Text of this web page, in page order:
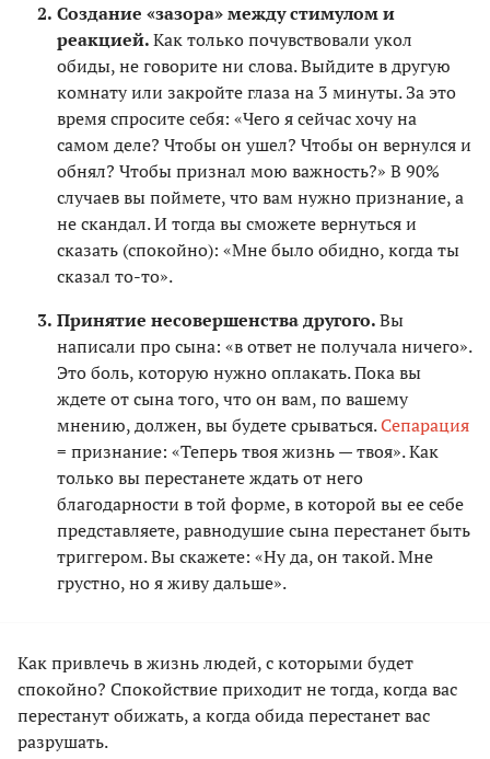
Создание «зазора» между стимулом и
реакцией.Как только почувствовали укол
обиды, не говорите ни слова. Выйдите в другую
комнату или закройте глаза на 3 минуты. За это
время спросите себя: «Чего я сейчас хочу на
самом деле? Чтобы он ушел? Чтобы он вернулся и
обнял? Чтобы признал мою важность?» В 90%
случаев вы поймете, что вам нужно признание, а
не скандал. И тогда вы сможете вернуться и
сказать (спокойно): «Мне было обидно, когда ты
сказал то-то».
Принятие несовершенства другого.Вы
написали про сына: «в ответ не получала ничего».
Это боль, которую нужно оплакать. Пока вы
ждете от сына того, что он вам, по вашему
мнению, должен, вы будете срываться.Сепарация
= признание: «Теперь твоя жизнь — твоя». Как
только вы перестанете ждать от него
благодарности в той форме, в которой вы ее себе
представляете, равнодушие сына перестанет быть
триггером. Вы скажете: «Ну да, он такой. Мне
грустно, но я живу дальше».
Как привлечь в жизнь людей, с которыми будет
спокойно? Спокойствие приходит не тогда, когда вас
перестанут обижать, а когда обида перестанет вас
разрушать.